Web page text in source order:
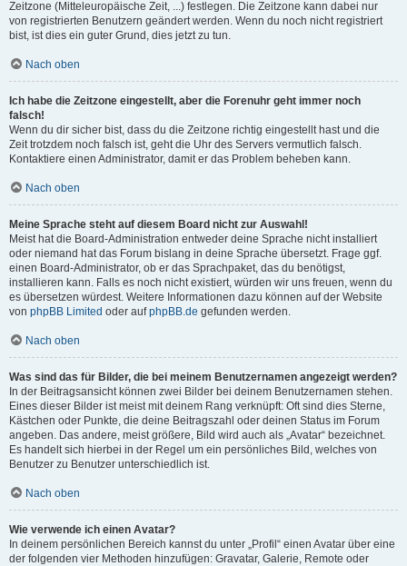
Zeitzone (Mitteleuropäische Zeit, ...) festlegen. Die Zeitzone kann dabei nur
von registrierten Benutzern geändert werden. Wenn du noch nicht registriert
bist, ist dies ein guter Grund, dies jetzt zu tun.
Nach oben
Ich habe die Zeitzone eingestellt, aber die Forenuhr geht immer noch
falsch!
Wenn du dir sicher bist, dass du die Zeitzone richtig eingestellt hast und die
Zeit trotzdem noch falsch ist, geht die Uhr des Servers vermutlich falsch.
Kontaktiere einen Administrator, damit er das Problem beheben kann.
Nach oben
Meine Sprache steht auf diesem Board nicht zur Auswahl!
Meist hat die Board-Administration entweder deine Sprache nicht installiert
oder niemand hat das Forum bislang in deine Sprache übersetzt. Frage ggf.
einen Board-Administrator, ob er das Sprachpaket, das du benötigst,
installieren kann. Falls es noch nicht existiert, würden wir uns freuen, wenn du
es übersetzen würdest. Weitere Informationen dazu können auf der Website
von phpBB Limited oder aufphpBB.de gefunden werden.
Nach oben
Was sind das für Bilder, die bei meinem Benutzernamen angezeigt werden?
In der Beitragsansicht können zwei Bilder bei deinem Benutzernamen stehen.
Eines dieser Bilder ist meist mit deinem Rang verknüpft: Oft sind dies Sterne,
Kästchen oder Punkte, die deine Beitragszahl oder deinen Status im Forum
angeben. Das andere, meist größere, Bild wird auch als „Avatar“ bezeichnet.
Es handelt sich hierbei in der Regel um ein persönliches Bild, welches von
Benutzer zu Benutzer unterschiedlich ist.
Nach oben
Wie verwende ich einen Avatar?
In deinem persönlichen Bereich kannst du unter „Profil“ einen Avatar über eine
der folgenden vier Methoden hinzufügen: Gravatar, Galerie, Remote oder